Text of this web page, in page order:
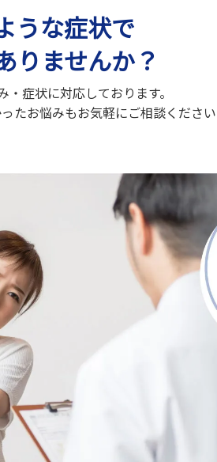
うな症状で
りませんか？
・症状に対応しております。
たお悩みもお気軽にご相談くださ